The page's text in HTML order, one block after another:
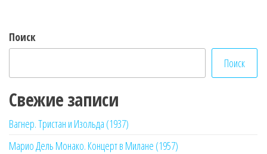
Поиск
Поиск
Свежие записи
Вагнер. Тристан и Изольда (1937)
Марио Дель Монако. Концерт в Милане (1957)